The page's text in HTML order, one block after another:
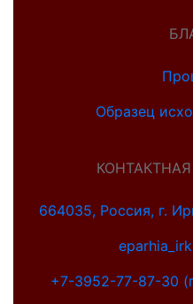
Образец
664035, Россия, г.
+7-3952-77-87-30